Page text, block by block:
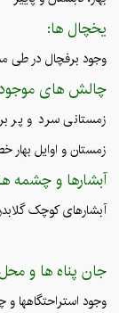
یخچال ها:
وجود برفچال در طی
چالش های
زمستانی سرد و پر
زمستان و اوایل
آبشارها و چشمه
آبشارهای کوچک
جان پناه ها و
وجود